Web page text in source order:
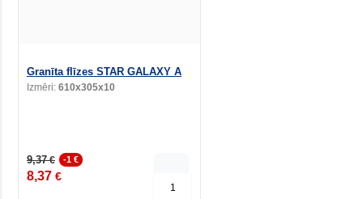
Granīta flīzes STAR GALAXY A
Izmēri: 610x305x10
9,37€ -1 €
8,37 €